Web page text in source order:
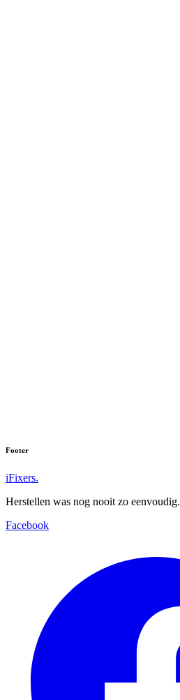
Footer
iFixers.
Herstellen was nog nooit zo eenvoudig.
Facebook